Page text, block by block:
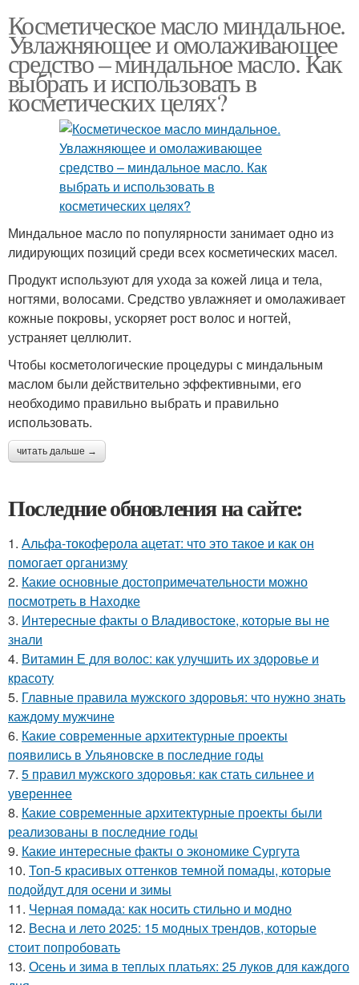
Косметическое масло миндальное.
Увлажняющее и омолаживающее
средство – миндальное масло. Как
выбрать и использовать в
косметических целях?
Миндальное масло по популярности занимает одно из
лидирующих позиций среди всех косметических масел.
Продукт используют для ухода за кожей лица и тела,
ногтями, волосами. Средство увлажняет и омолаживает
кожные покровы, ускоряет рост волос и ногтей,
устраняет целлюлит.
Чтобы косметологические процедуры с миндальным
маслом были действительно эффективными, его
необходимо правильно выбрать и правильно
использовать.
читать дальше →
Последние обновления на сайте:
1. Альфа-токоферола ацетат: что это такое и как он
помогает организму
2. Какие основные достопримечательности можно
посмотреть в Находке
3. Интересные факты о Владивостоке, которые вы не
знали
4. Витамин Е для волос: как улучшить их здоровье и
красоту
5. Главные правила мужского здоровья: что нужно знать
каждому мужчине
6. Какие современные архитектурные проекты
появились в Ульяновске в последние годы
7. 5 правил мужского здоровья: как стать сильнее и
увереннее
8. Какие современные архитектурные проекты были
реализованы в последние годы
9. Какие интересные факты о экономике Сургута
10. Топ-5 красивых оттенков темной помады, которые
подойдут для осени и зимы
11. Черная помада: как носить стильно и модно
12. Весна и лето 2025: 15 модных трендов, которые
стоит попробовать
13. Осень и зима в теплых платьях: 25 луков для каждого